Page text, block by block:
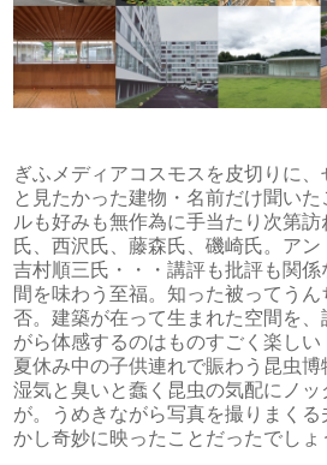
ぎふメディアコスモスを皮切りに
と見たかった建物・名前だけ聞い
ルも好みも無作為に手当たり次第
氏、西沢氏、藤森氏、磯崎氏。ア
吉村順三氏・・・講評も批評も関
間を味わう至福。知った被ってう
否。建築が在って生まれた空間を
がら体感するのはものすごく楽しい
夏休み中の子供連れで賑わう昆虫
湿気と臭いと蠢く昆虫の気配にノッ
が。うめきながら写真を撮りまく
かし奇妙に映ったことだったでしょ